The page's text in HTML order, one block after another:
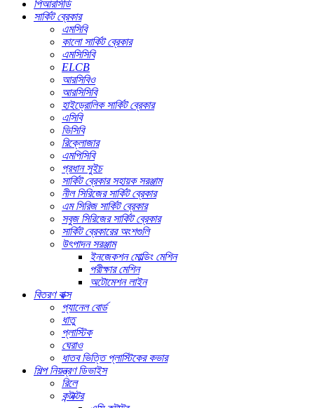
পিআরসিডি
সার্কিট ব্রেকার
এমসিবি
কালো সার্কিট ব্রেকার
এমসিসিবি
ELCB
আরসিবিও
আরসিসিবি
হাইড্রোলিক সার্কিট ব্রেকার
এসিবি
ভিসিবি
রিক্লোজার
এমপিসিবি
প্রধান সুইচ
সার্কিট ব্রেকার সহায়ক সরঞ্জাম
নীল সিরিজের সার্কিট ব্রেকার
এম সিরিজ সার্কিট ব্রেকার
সবুজ সিরিজের সার্কিট ব্রেকার
সার্কিট ব্রেকারের অংশগুলি
উৎপাদন সরঞ্জাম
ইনজেকশন মোল্ডিং মেশিন
পরীক্ষার মেশিন
অটোমেশন লাইন
বিতরণ বাক্স
প্যানেল বোর্ড
ধাতু
প্লাস্টিক
ঘেরাও
ধাতব ভিত্তি প্লাস্টিকের কভার
শিল্প নিয়ন্ত্রণ ডিভাইস
রিলে
কন্টাক্টর